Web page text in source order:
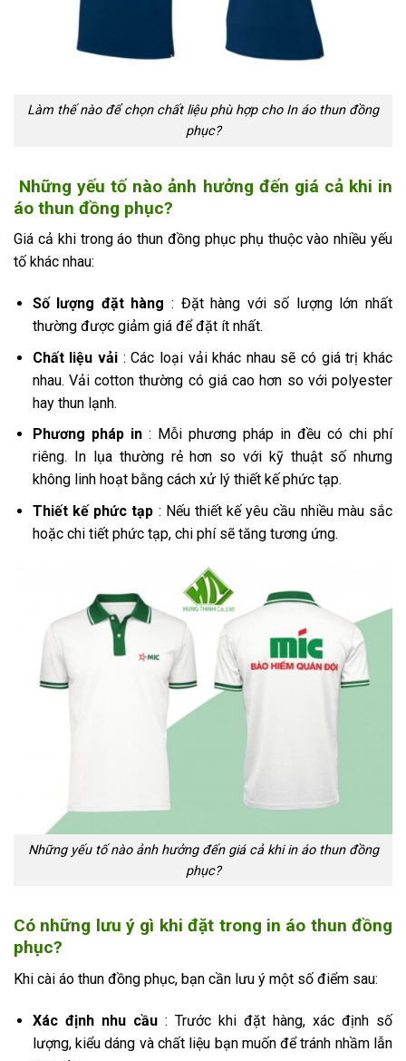
Làm thế nào để chọn chất liệu phù hợp cho In áo thun đồng
phục?
Những yếu tố nào ảnh hưởng đến giá cả khi in
áo thun đồng phục?
Giá cả khi trong áo thun đồng phục phụ thuộc vào nhiều yếu
tố khác nhau:
Số lượng đặt hàng : Đặt hàng với số lượng lớn nhất
thường được giảm giá để đặt ít nhất.
Chất liệu vải : Các loại vải khác nhau sẽ có giá trị khác
nhau. Vải cotton thường có giá cao hơn so với polyester
hay thun lạnh.
Phương pháp in: Mỗi phương pháp in đều có chi phí
riêng. In lụa thường rẻ hơn so với kỹ thuật số nhưng
không linh hoạt bằng cách xử lý thiết kế phức tạp.
Thiết kế phức tạp : Nếu thiết kế yêu cầu nhiều màu sắc
hoặc chi tiết phức tạp, chi phí sẽ tăng tương ứng.
Những yếu tố nào ảnh hưởng đến giá cả khi in áo thun đồng
phục?
Có những lưu ý gì khi đặt trong in áo thun đồng
phục?
Khi cài áo thun đồng phục, bạn cần lưu ý một số điểm sau:
Xác định nhu cầu: Trước khi đặt hàng, xác định số
lượng, kiểu dáng và chất liệu bạn muốn để tránh nhầm lẫn